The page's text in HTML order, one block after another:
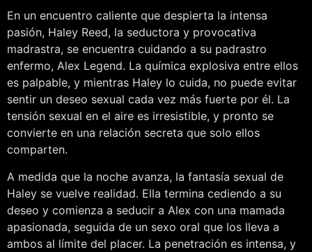
En un encuentro caliente que despierta la intensa
pasión, Haley Reed, la seductora y provocativa
madrastra, se encuentra cuidando a su padrastro
enfermo, Alex Legend. La química explosiva entre ellos
es palpable, y mientras Haley lo cuida, no puede evitar
sentir un deseo sexual cada vez más fuerte por él. La
tensión sexual en el aire es irresistible, y pronto se
convierte en una relación secreta que solo ellos
comparten.
A medida que la noche avanza, la fantasía sexual de
Haley se vuelve realidad. Ella termina cediendo a su
deseo y comienza a seducir a Alex con una mamada
apasionada, seguida de un sexo oral que los lleva a
ambos al límite del placer. La penetración es intensa, y